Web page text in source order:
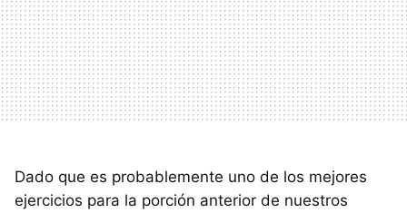
Dado que es probablemente uno de los mejores
ejercicios para la porción anterior de nuestros